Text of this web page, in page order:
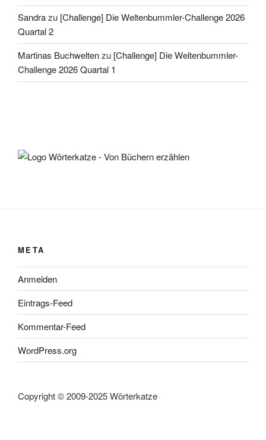
Sandrazu [Challenge] Die Weltenbummler-Challenge 2026
Quartal 2
Martinas Buchweltenzu [Challenge] Die Weltenbummler-
Challenge 2026 Quartal 1
META
Anmelden
Eintrags-Feed
Kommentar-Feed
WordPress.org
Copyright © 2009-2025 Wörterkatze